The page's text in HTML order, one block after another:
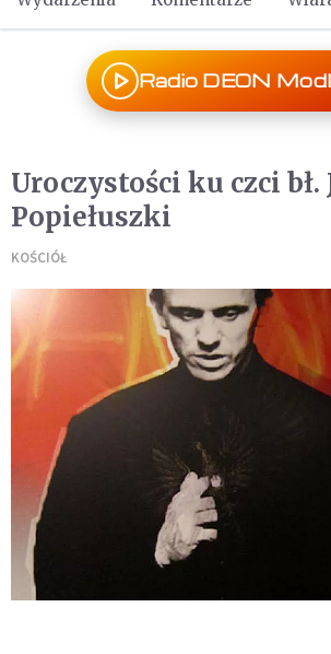
Radio DEON
Uroczystości ku czci bł.
Popiełuszki
KOŚCIÓŁ